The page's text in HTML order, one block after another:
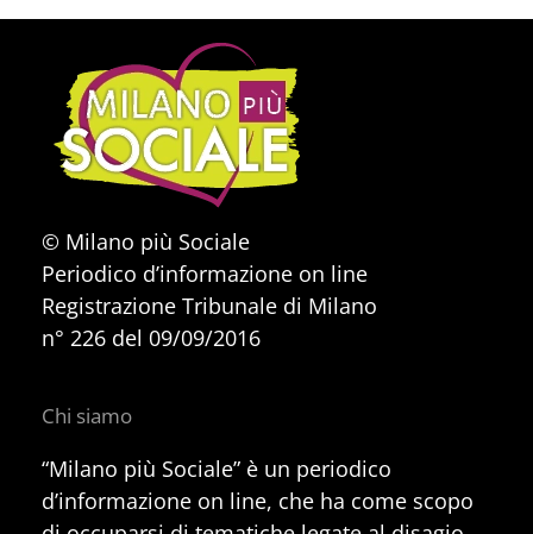
© Milano più Sociale
Periodico d’informazione on line
Registrazione Tribunale di Milano
n° 226 del 09/09/2016
Chi siamo
“Milano più Sociale” è un periodico
d’informazione on line, che ha come scopo